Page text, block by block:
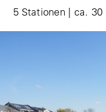
5 Stationen | ca.